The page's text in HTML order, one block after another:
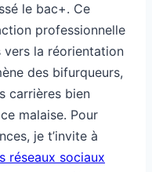
le bac+. Ce
professionnelle
la réorientation
des bifurqueurs,
carrières bien
malaise. Pour
je t’invite à
réseaux sociaux